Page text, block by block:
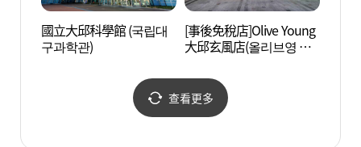
國立大邱科學館 (국립대
구과학관)
[事後免稅店]Olive Young
大邱玄風店(올리브영 대
查看更多